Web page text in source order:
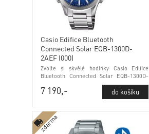
Casio Edifice Bluetooth
Connected Solar EQB-1300D-
2AEF (000)
Zvolte si skvělé hodinky Casio Edifice
Bluetooth Connected Solar EQB-1300D-
2AEF (000) kontrola stavu baterie
antireflexní sklo
7 190,-
zdarma